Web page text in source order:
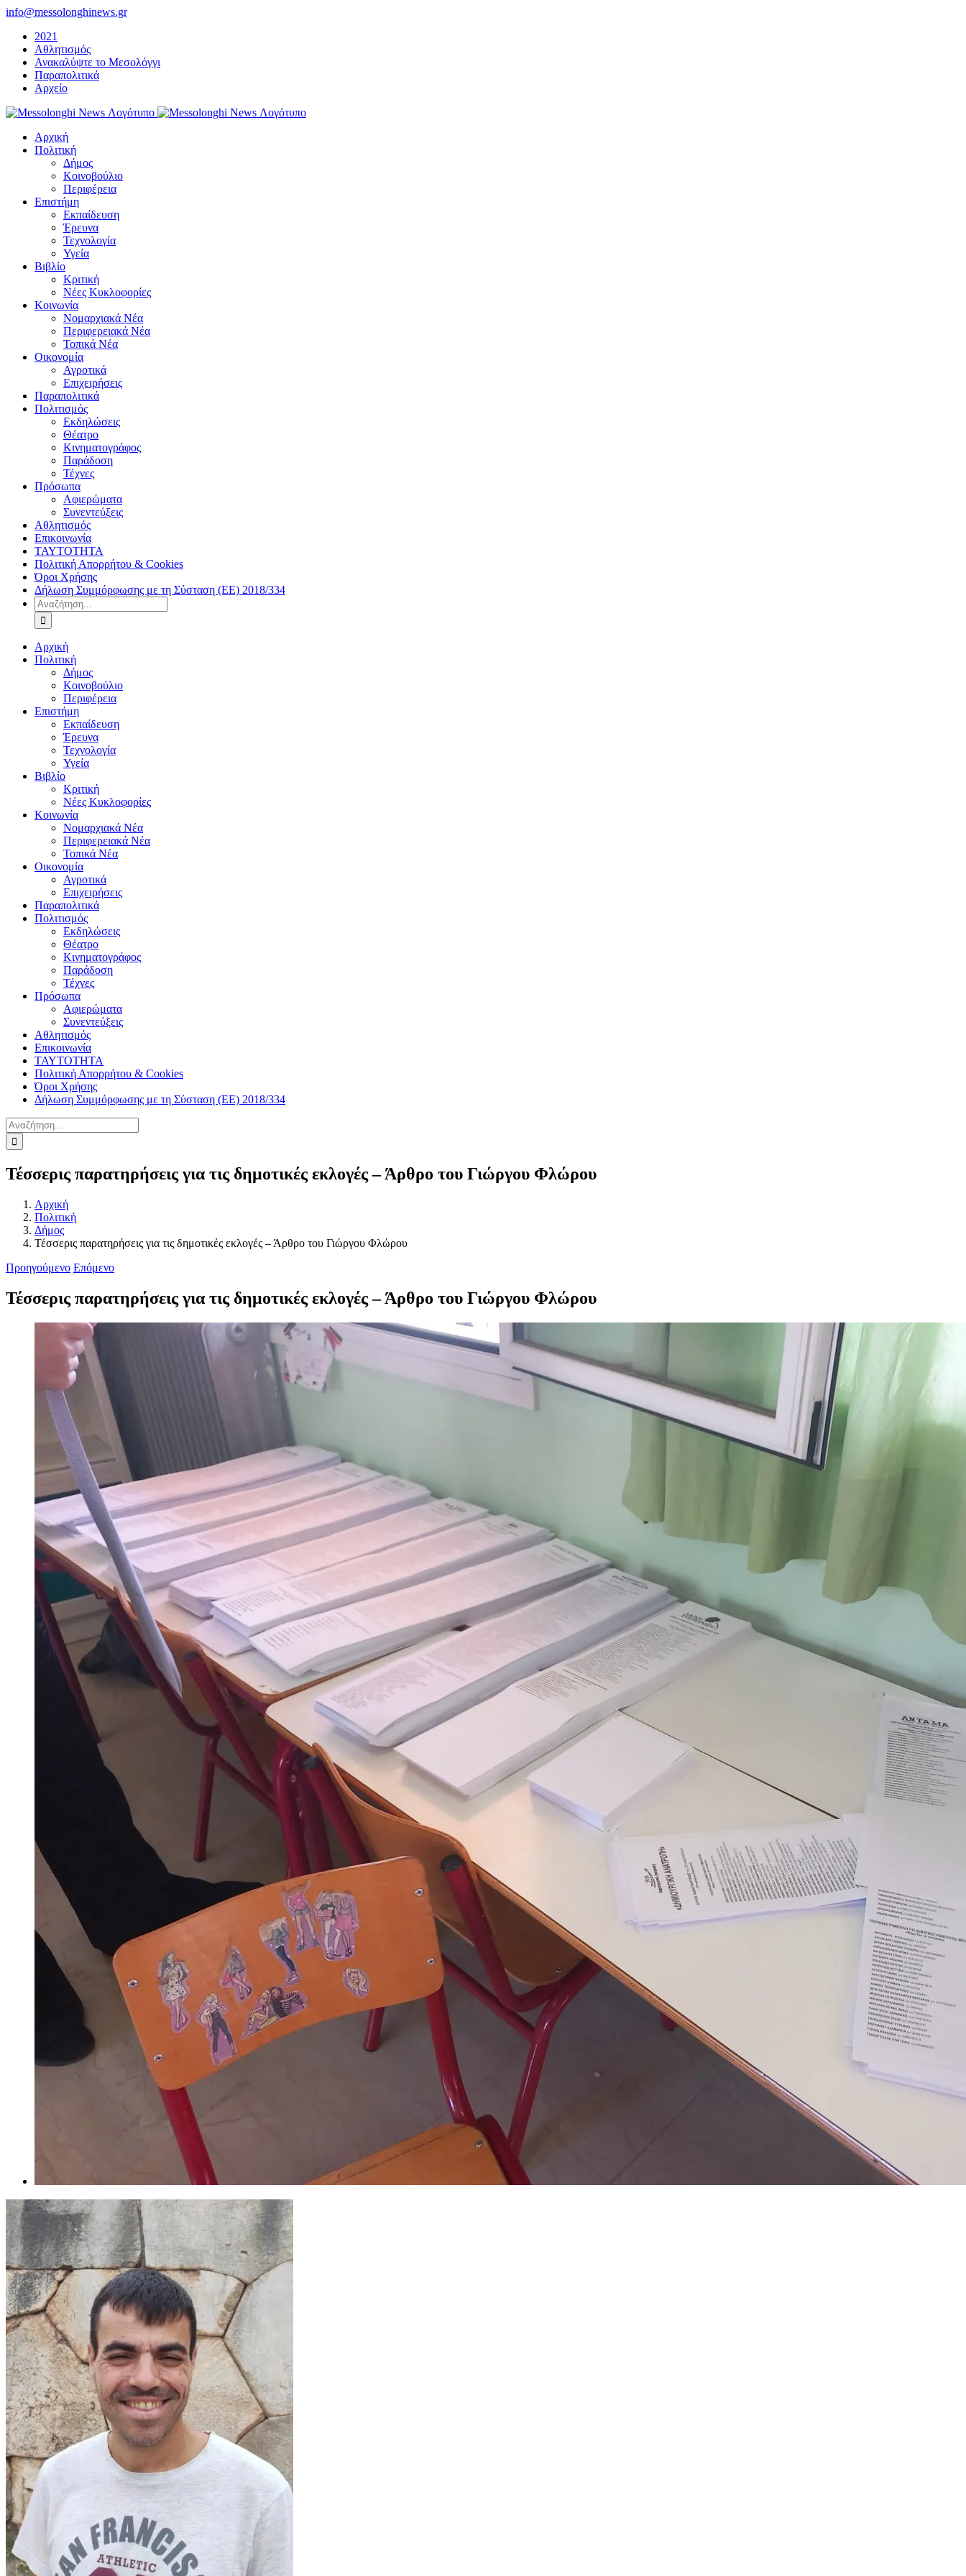
Μετάβαση
περιεχόμενο
info@messolonghinews.gr
2021
Αθλητισμός
Ανακαλύψτε το Μεσολόγγι
Παραπολιτικά
Αρχείο
Αρχική
Πολιτική
Δήμος
Κοινοβούλιο
Περιφέρεια
Επιστήμη
Εκπαίδευση
Έρευνα
Τεχνολογία
Υγεία
Βιβλίο
Κριτική
Νέες Κυκλοφορίες
Κοινωνία
Νομαρχιακά Νέα
Περιφερειακά Νέα
Τοπικά Νέα
Οικονομία
Αγροτικά
Επιχειρήσεις
Παραπολιτικά
Πολιτισμός
Εκδηλώσεις
Θέατρο
Κινηματογράφος
Παράδοση
Τέχνες
Πρόσωπα
Αφιερώματα
Συνεντεύξεις
Αθλητισμός
Επικοινωνία
ΤΑΥΤΟΤΗΤΑ
Πολιτική Απορρήτου & Cookies
Όροι Χρήσης
Δήλωση Συμμόρφωσης με τη Σύσταση (ΕΕ) 2018/334
Αναζήτηση
για:
Αρχική
Πολιτική
Δήμος
Κοινοβούλιο
Περιφέρεια
Επιστήμη
Εκπαίδευση
Έρευνα
Τεχνολογία
Υγεία
Βιβλίο
Κριτική
Νέες Κυκλοφορίες
Κοινωνία
Νομαρχιακά Νέα
Περιφερειακά Νέα
Τοπικά Νέα
Οικονομία
Αγροτικά
Επιχειρήσεις
Παραπολιτικά
Πολιτισμός
Εκδηλώσεις
Θέατρο
Κινηματογράφος
Παράδοση
Τέχνες
Πρόσωπα
Αφιερώματα
Συνεντεύξεις
Αθλητισμός
Επικοινωνία
ΤΑΥΤΟΤΗΤΑ
Πολιτική Απορρήτου & Cookies
Όροι Χρήσης
Δήλωση Συμμόρφωσης με τη Σύσταση (ΕΕ) 2018/334
Αναζήτηση
για:
Τέσσερις παρατηρήσεις για τις δημοτικές εκλογές – Άρθρο του Γιώργου Φλώρου
Αρχική
Πολιτική
Δήμος
Τέσσερις παρατηρήσεις για τις δημοτικές εκλογές – Άρθρο του Γιώργου Φλώρου
Προηγούμενο Επόμενο
Τέσσερις παρατηρήσεις για τις δημοτικές εκλογές – Άρθρο του Γιώργου Φλώρου
Προβολή
μεγαλύτερης